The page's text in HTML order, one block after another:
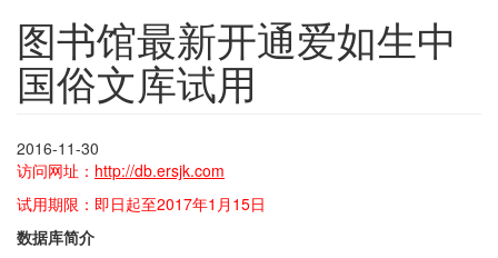
图书馆最新开通爱如生中
国俗文库试用
2016-11-30
访问网址： http://db.ersjk.com
试用期限：即日起至2017年1月15日
数据库简介